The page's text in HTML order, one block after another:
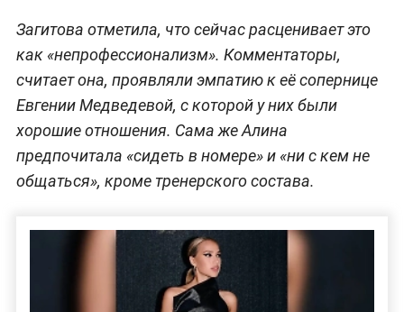
Загитова отметила, что сейчас расценивает это
как «непрофессионализм». Комментаторы,
считает она, проявляли эмпатию к её сопернице
Евгении Медведевой, с которой у них были
хорошие отношения. Сама же Алина
предпочитала «сидеть в номере» и «ни с кем не
общаться», кроме тренерского состава.